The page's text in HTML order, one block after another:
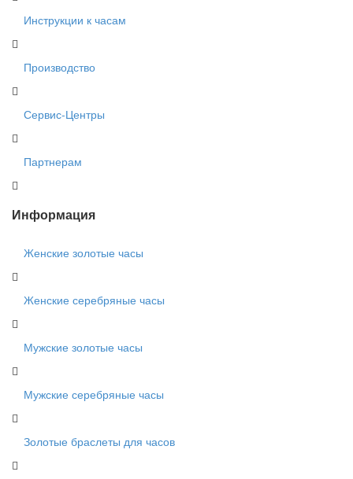
Инструкции к часам
Производство
Сервис-Центры
Партнерам
Информация
Женские золотые часы
Женские серебряные часы
Мужские золотые часы
Мужские серебряные часы
Золотые браслеты для часов